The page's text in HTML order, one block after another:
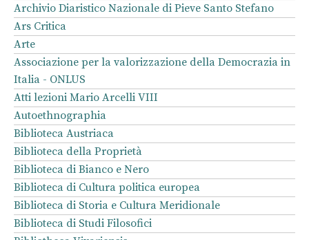
Archivio Diaristico Nazionale di Pieve Santo Stefano
Ars Critica
Arte
Associazione per la valorizzazione della Democrazia in
Italia - ONLUS
Atti lezioni Mario Arcelli VIII
Autoethnographia
Biblioteca Austriaca
Biblioteca della Proprietà
Biblioteca di Bianco e Nero
Biblioteca di Cultura politica europea
Biblioteca di Storia e Cultura Meridionale
Biblioteca di Studi Filosofici